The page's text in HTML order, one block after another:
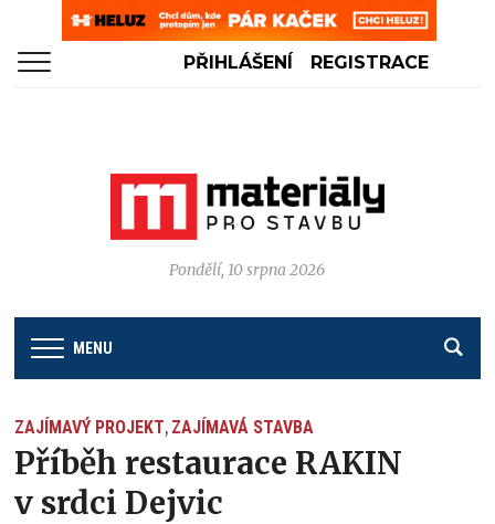
PŘIHLÁŠENÍ REGISTRACE
Pondělí, 10 srpna 2026
MENU
ZAJÍMAVÝ PROJEKT, ZAJÍMAVÁ STAVBA
Příběh restaurace RAKIN
v srdci Dejvic